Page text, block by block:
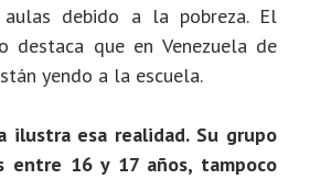
aulas debido a la pobreza. El
destaca que en Venezuela de
yendo a la escuela.
ilustra esa realidad. Su grupo
entre 16 y 17 años, tampoco